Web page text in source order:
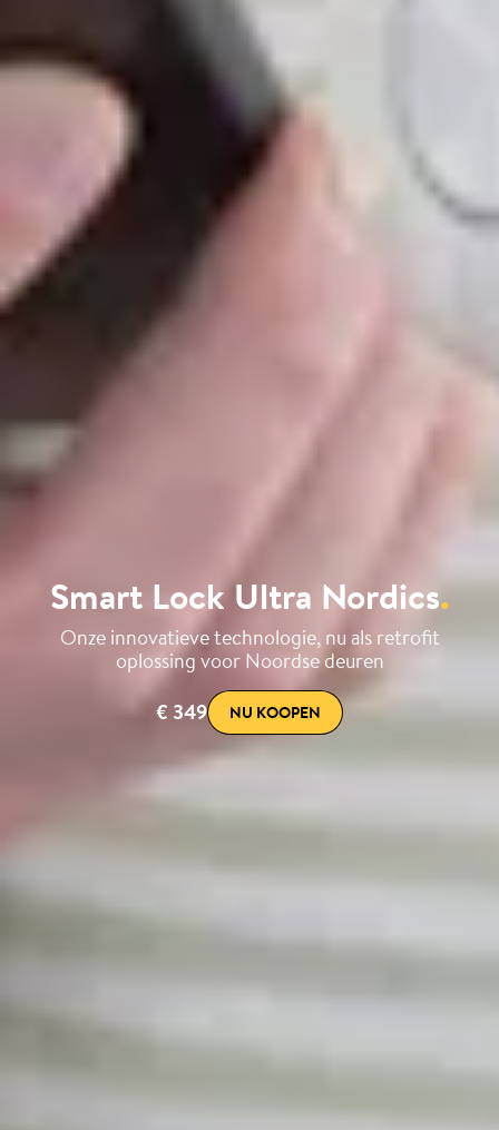
Smart Lock Ultra Nordics.
Onze innovatieve technologie, nu als retrofit
oplossing voor Noordse deuren
€ 349
NU KOOPEN